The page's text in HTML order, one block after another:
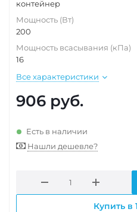
контейнер
Мощность (Вт)
200
Мощность всасывания (кПа)
16
Все характеристики
906 руб.
Есть в наличии
Нашли дешевле?
Купить в